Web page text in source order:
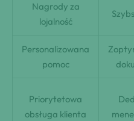
Nagrody za
lojalność
Personalizowana
pomoc
Priorytetowa
obsługa klienta